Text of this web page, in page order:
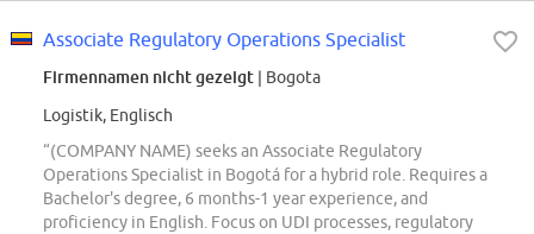
Associate Regulatory Operations Specialist
Firmennamen nicht gezeigt | Bogota
Logistik, Englisch
“(COMPANY NAME) seeks an Associate Regulatory
Operations Specialist in Bogotá for a hybrid role. Requires a
Bachelor's degree, 6 months-1 year experience, and
proficiency in English. Focus on UDI processes, regulatory